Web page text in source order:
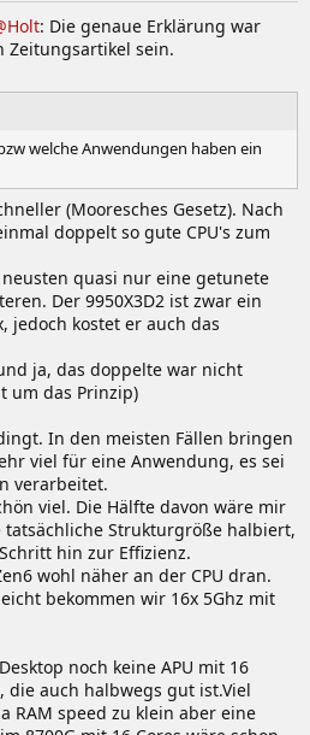
: Die genaue Erklärung war
Zeitungsartikel sein.
welche Anwendungen haben ein
(Mooresches Gesetz). Nach
doppelt so gute CPU's zum
quasi nur eine getunete
Der 9950X3D2 ist zwar ein
jedoch kostet er auch das
ja, das doppelte war nicht
um das Prinzip)
In den meisten Fällen bringen
viel für eine Anwendung, es sei
verarbeitet.
viel. Die Hälfte davon wäre mir
tatsächliche Strukturgröße halbiert,
hin zur Effizienz.
wohl näher an der CPU dran.
bekommen wir 16x 5Ghz mit
noch keine APU mit 16
die auch halbwegs gut ist.Viel
RAM speed zu klein aber eine